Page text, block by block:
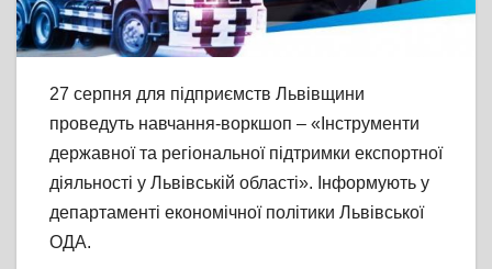
27 серпня для підприємств Львівщини
проведуть навчання-воркшоп – «Інструменти
державної та регіональної підтримки експортної
діяльності у Львівській області». Інформують у
департаменті економічної політики Львівської
ОДА.